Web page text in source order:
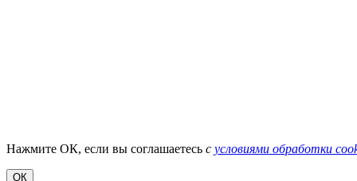
Нажмите ОК, если вы соглашаетесь с условиями обработки
ОК